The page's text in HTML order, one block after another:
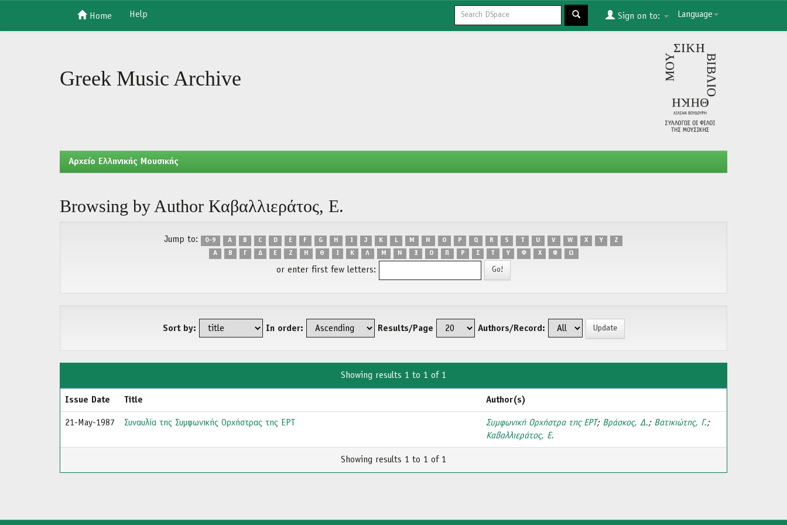
Home Help Language
Sign on to:
Greek Music Archive
Aρχείο Ελληνικής Μουσικής
Browsing by Author Καβαλλιεράτος, Ε.
Jump to: 0-9 A B C D E F G H I J K L M N O P Q R S T U V W X Y
Z
Α
Β Γ Δ Ε Ζ Η Θ Ι Κ Λ Μ Ν Ξ Ο Π Ρ Σ Τ Υ Φ Χ Ψ Ω
or enter first few letters:
Sort by: In order: Results/Page Authors/Record:
Showing results 1 to 1 of 1
Issue Date Title Author(s)
21-May-1987 Συναυλία της Συμφωνικής Ορχήστρας της ΕΡΤ Συμφωνική Ορχήστρα της ΕΡΤ; Βράσκος, Δ.; Βατικιώτης, Γ.;
Καβαλλιεράτος, Ε.
Showing results 1 to 1 of 1